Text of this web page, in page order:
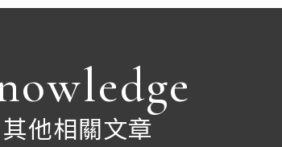
其他相關文章